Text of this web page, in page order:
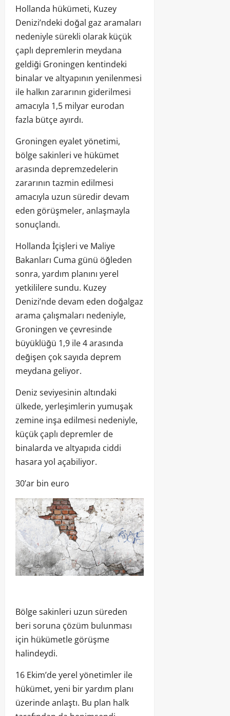
Hollanda hükümeti, Kuzey
Denizi’ndeki doğal gaz aramaları
nedeniyle sürekli olarak küçük
çaplı depremlerin meydana
geldiği Groningen kentindeki
binalar ve altyapının yenilenmesi
ile halkın zararının giderilmesi
amacıyla 1,5 milyar eurodan
fazla bütçe ayırdı.
Groningen eyalet yönetimi,
bölge sakinleri ve hükümet
arasında depremzedelerin
zararının tazmin edilmesi
amacıyla uzun süredir devam
eden görüşmeler, anlaşmayla
sonuçlandı.
Hollanda İçişleri ve Maliye
Bakanları Cuma günü öğleden
sonra, yardım planını yerel
yetkililere sundu. Kuzey
Denizi’nde devam eden doğalgaz
arama çalışmaları nedeniyle,
Groningen ve çevresinde
büyüklüğü 1,9 ile 4 arasında
değişen çok sayıda deprem
meydana geliyor.
Deniz seviyesinin altındaki
ülkede, yerleşimlerin yumuşak
zemine inşa edilmesi nedeniyle,
küçük çaplı depremler de
binalarda ve altyapıda ciddi
hasara yol açabiliyor.
30’ar bin euro
Bölge sakinleri uzun süreden
beri soruna çözüm bulunması
için hükümetle görüşme
halindeydi.
16 Ekim’de yerel yönetimler ile
hükümet, yeni bir yardım planı
üzerinde anlaştı. Bu plan halk